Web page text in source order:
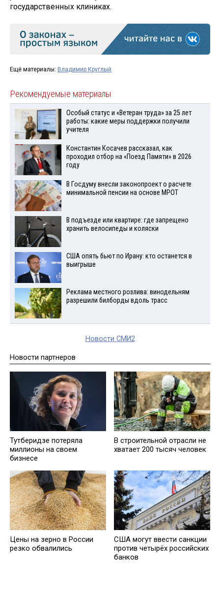
государственных клиниках.
Ещё материалы: Владимир Круглый
Рекомендуемые материалы
Особый статус и «Ветеран труда» за 25 лет
работы: какие меры поддержки получили
учителя
Константин Косачев рассказал, как
проходил отбор на «Поезд Памяти» в 2026
году
В Госдуму внесли законопроект о расчете
минимальной пенсии на основе МРОТ
В подъезде или квартире: где запрещено
хранить велосипеды и коляски
США опять бьют по Ирану: кто останется в
выигрыше
Реклама местного розлива: винодельням
разрешили билборды вдоль трасс
Новости СМИ2
Новости партнеров
Тутберидзе потеряла
миллионы на своем
бизнесе
В строительной отрасли не
хватает 200 тысяч человек
Цены на зерно в России
резко обвалились
США могут ввести санкции
против четырёх российских
банков